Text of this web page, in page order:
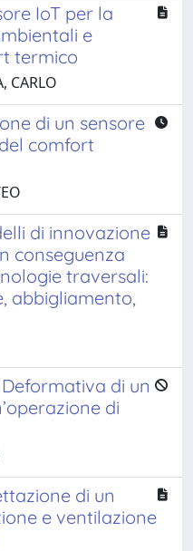
IoT per la
e
termico
CARLO
di un sensore
comfort
di innovazione
conseguenza
traversali:
abbigliamento,
di un
di
di un
e ventilazione